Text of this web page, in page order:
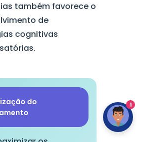
também favorece o
de
cognitivas
do
1